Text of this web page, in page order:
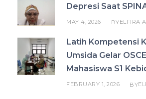
Depresi Saat
MAY 4, 2026 BYELFIRA
Latih Kompetensi
Umsida Gelar
Mahasiswa S1
FEBRUARY 1, 2026 BY